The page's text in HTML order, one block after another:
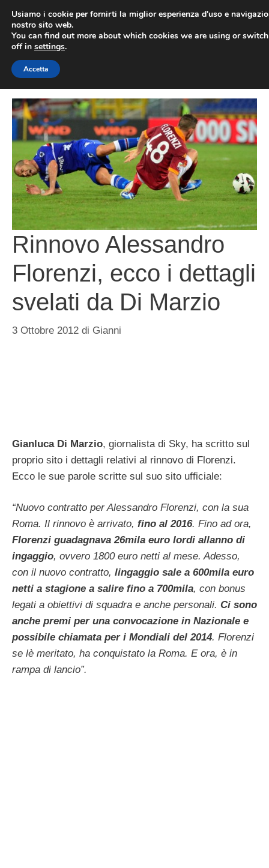
contenuto
Rinnovo Alessandro
Florenzi, ecco i dettagli
svelati da Di Marzio
3 Ottobre 2012 di Gianni
Gianluca Di Marzio, giornalista di Sky, ha scritto sul
proprio sito i dettagli relativi al rinnovo di Florenzi.
Ecco le sue parole scritte sul suo sito ufficiale:
“Nuovo contratto per Alessandro Florenzi, con la sua
Roma. Il rinnovo è arrivato, fino al 2016. Fino ad ora,
Florenzi guadagnava 26mila euro lordi allanno di
ingaggio, ovvero 1800 euro netti al mese. Adesso,
con il nuovo contratto, lingaggio sale a 600mila euro
netti a stagione a salire fino a 700mila, con bonus
legati a obiettivi di squadra e anche personali. Ci sono
anche premi per una convocazione in Nazionale e
possibile chiamata per i Mondiali del 2014. Florenzi
se lè meritato, ha conquistato la Roma. E ora, è in
rampa di lancio”.
Usiamo i cookie per fornirti la miglior esperienza d'uso e
nostro sito web.
You can find out more about which cookies we are using or
off in settings.
Accetta